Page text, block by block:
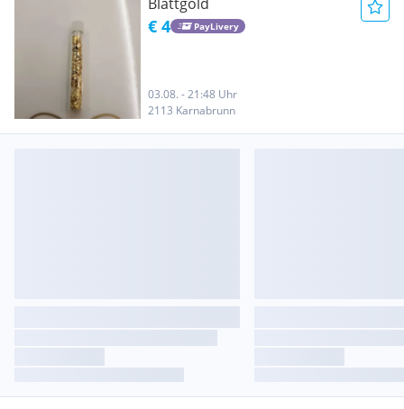
€ 4 PayLivery
03.08. - 21:48 Uhr
2113 Karnabrunn